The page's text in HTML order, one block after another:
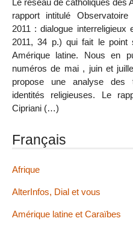
rapport intitulé Observatoire
2011 : dialogue
2011, 34 p.) qui fait le
Amérique latine. Nous en
numéros de mai , juin et
propose une analyse des
identités religieuses. Le
Cipriani (…)
Français
Afrique
AlterInfos, Dial et vous
Amérique latine et Caraïbes